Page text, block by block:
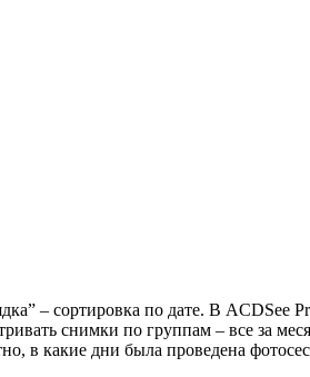
– сортировка по дате. В ACDSee
снимки по группам – все за
в какие дни была проведена